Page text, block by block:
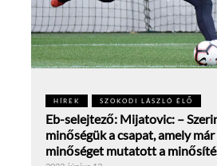
HÍREK SZOKODI LÁSZLÓ ÉLŐ
Eb-selejtező: Mijatovic: –
minőségük a csapat, amely
minőséget mutatott a